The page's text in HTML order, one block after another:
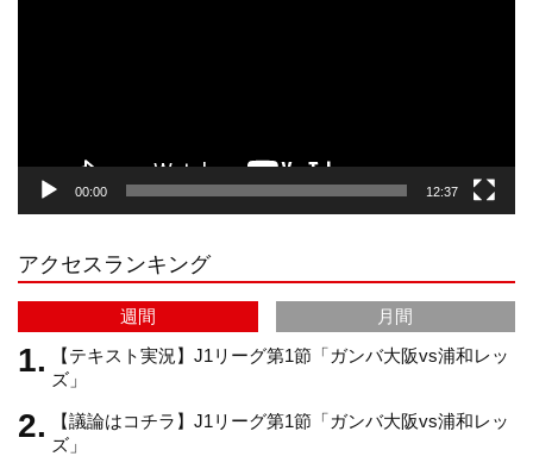
r
a
m
e
C
h
a
00:00 12:37
アクセスランキング
週間
月間
【テキスト実況】J1リーグ第1節「ガンバ大阪vs浦和レッ
ズ」
【議論はコチラ】J1リーグ第1節「ガンバ大阪vs浦和レッ
ズ」